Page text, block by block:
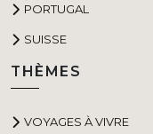
PORTUGAL
SUISSE
THÈMES
VOYAGES À VIVRE